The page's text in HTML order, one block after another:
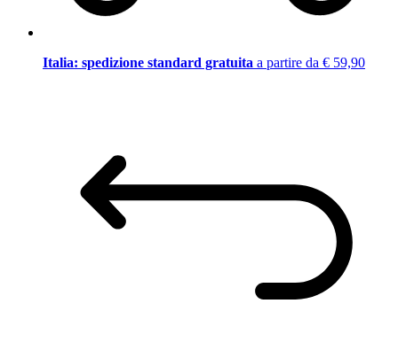
Italia: spedizione standard gratuita a partire da € 59,90